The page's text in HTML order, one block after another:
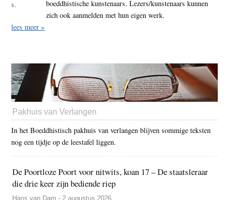
boeddhistische kunstenaars. Lezers/kunstenaars kunnen
zich ook aanmelden met hun eigen werk.
lees meer »
Pakhuis van Verlangen
In het Boeddhistisch pakhuis van verlangen blijven sommige teksten
nog een tijdje op de leestafel liggen.
De Poortloze Poort voor nitwits, koan 17 – De staatsleraar
die drie keer zijn bediende riep
Hans van Dam - 2 augustus 2026